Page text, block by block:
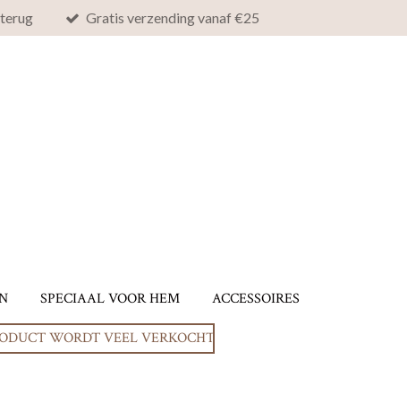
Gratis verzending vanaf €25
SPECIAAL VOOR HEM ACCESSOIRES
WORDT VEEL VERKOCHT